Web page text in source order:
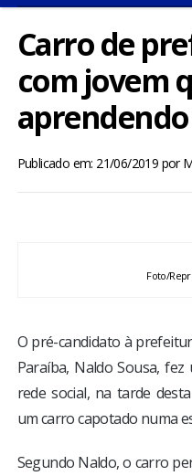
INÍCIO
POMBAL E REGIÃO
PARAÍBA
BRASIL
ENTRETENIMENTO
ENQUETE
Carro de
com jovem
Publicado em: 21/06/2019 por
Foto/
O pré-candidato à
Paraíba, Naldo Sousa,
rede social, na tarde
um carro capotado numa
Segundo Naldo, o carro